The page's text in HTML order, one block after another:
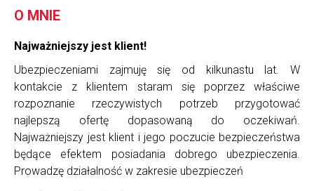
O MNIE
Najważniejszy jest klient!
Ubezpieczeniami zajmuję się od kilkunastu lat. W
kontakcie z klientem staram się poprzez właściwe
rozpoznanie rzeczywistych potrzeb przygotować
najlepszą ofertę dopasowaną do oczekiwań.
Najważniejszy jest klient i jego poczucie bezpieczeństwa
będące efektem posiadania dobrego ubezpieczenia.
Prowadzę działalność w zakresie ubezpieczeń